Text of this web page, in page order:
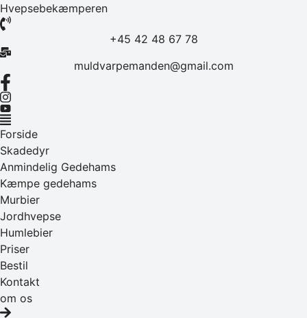
Skip
to
Hvepsebekæmperen
+45 42 48 67 78
muldvarpemanden@gmail.com
Menu
Forside
Skadedyr
Anmindelig Gedehams
Kæmpe gedehams
Murbier
Jordhvepse
Humlebier
Priser
Bestil
Kontakt
om os